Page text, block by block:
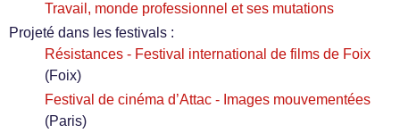
Travail, monde professionnel et ses mutations
Projeté dans les festivals :
Résistances - Festival international de films de Foix
(Foix)
Festival de cinéma d’Attac - Images mouvementées
(Paris)